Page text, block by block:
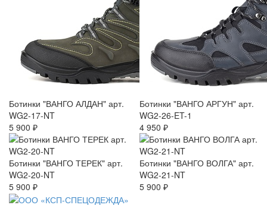
Ботинки "ВАНГО АЛДАН" арт.
WG2-17-NT
5 900 ₽
Ботинки "ВАНГО АРГУН" арт.
WG2-26-ET-1
4 950 ₽
Ботинки "ВАНГО ТЕРЕК" арт.
WG2-20-NT
5 900 ₽
Ботинки "ВАНГО ВОЛГА" арт.
WG2-21-NT
5 900 ₽